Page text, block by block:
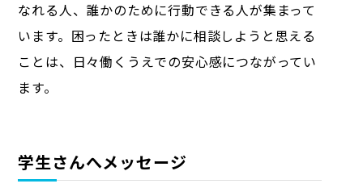
なれる人、誰かのために行動できる人が集まって
います。困ったときは誰かに相談しようと思える
ことは、日々働くうえでの安心感につながってい
ます。
学生さんへメッセージ